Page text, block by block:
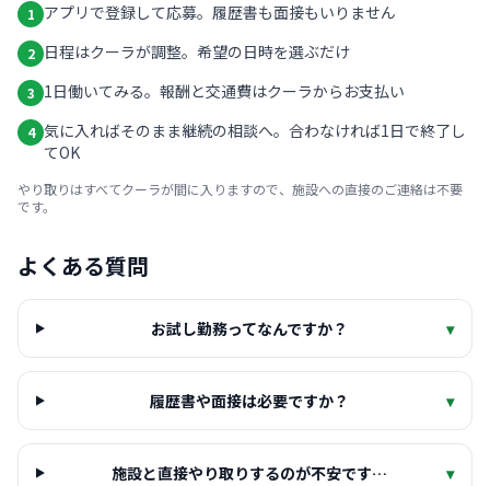
1 アプリで登録して応募。履歴書も面接もいりません
2 日程はクーラが調整。希望の日時を選ぶだけ
3 1日働いてみる。報酬と交通費はクーラからお支払い
4 気に入ればそのまま継続の相談へ。合わなければ1日で終了し
てOK
やり取りはすべてクーラが間に入りますので、施設への直接のご連絡は不要
です。
よくある質問
お試し勤務ってなんですか？ ▾
履歴書や面接は必要ですか？ ▾
施設と直接やり取りするのが不安です… ▾